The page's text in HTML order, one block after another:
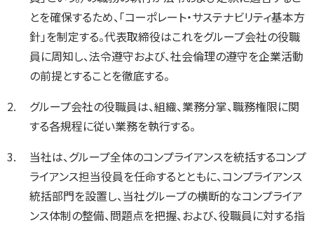
とを確保するため、「コーポレート・サステナビリティ基本方
針」を制定する。代表取締役はこれをグループ会社の役職
員に周知し、法令遵守および、社会倫理の遵守を企業活動
の前提とすることを徹底する。
グループ会社の役職員は、組織、業務分掌、職務権限に関
する各規程に従い業務を執行する。
当社は、グループ全体のコンプライアンスを統括するコンプ
ライアンス担当役員を任命するとともに、コンプライアンス
統括部門を設置し、当社グループの横断的なコンプライア
ンス体制の整備、問題点を把握、および、役職員に対する指